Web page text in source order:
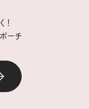
！
ーチ